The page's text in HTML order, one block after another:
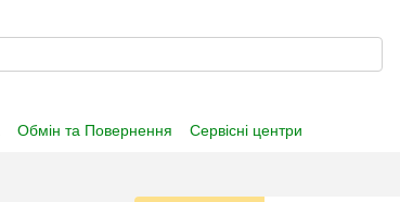
Обмін та Повернення
Сервісні центри